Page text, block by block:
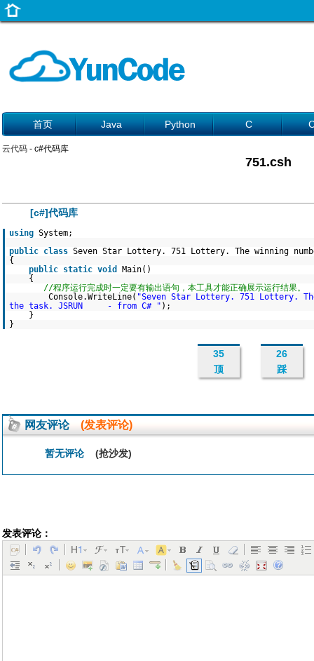
首页 Java Python C
云代码 - c#代码库
751.csh
[c#]代码库
using System;
public class Seven Star Lottery. 751 Lottery. The winning
{
public static void
Main()
{
//程序运行完成时一定要有输出语句，本工具才能正确展示运行结果。
Console.WriteLine( "Seven Star Lottery. 751 Lottery.
the task. JSRUN - from C# " );
}
}
35
顶
26
踩
网友评论 (发表评论)
暂无评论 (抢沙发)
发表评论：